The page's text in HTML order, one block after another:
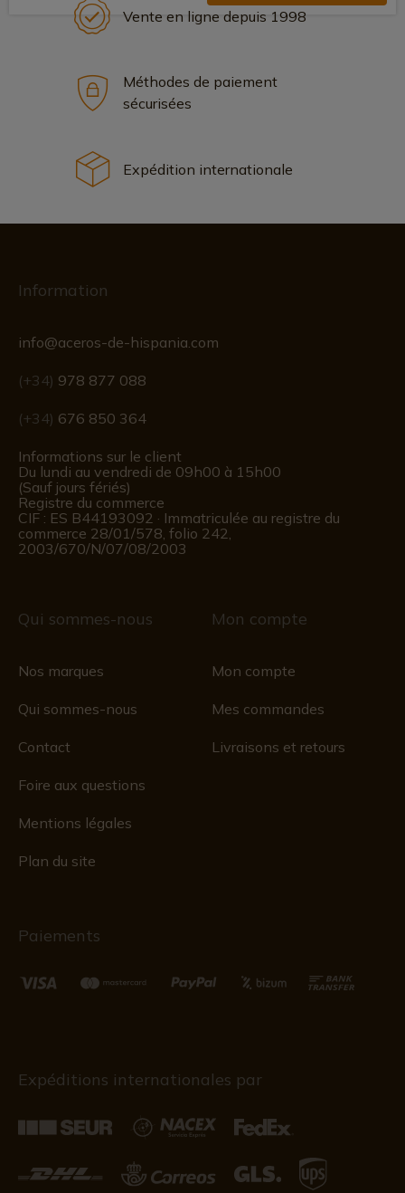
Vente en ligne depuis 1998
Méthodes de paiement
sécurisées
Expédition internationale
Information
info@aceros-de-hispania.com
(+34) 978 877 088
(+34) 676 850 364
Informations sur le client
Du lundi au vendredi de 09h00 à 15h00
(Sauf jours fériés)
Registre du commerce
CIF : ES B44193092 · Immatriculée au registre du
commerce 28/01/578, folio 242,
2003/670/N/07/08/2003
Qui sommes-nous
Nos marques
Qui sommes-nous
Contact
Foire aux questions
Mentions légales
Plan du site
Mon compte
Mon compte
Mes commandes
Livraisons et retours
Paiements
Expéditions internationales par